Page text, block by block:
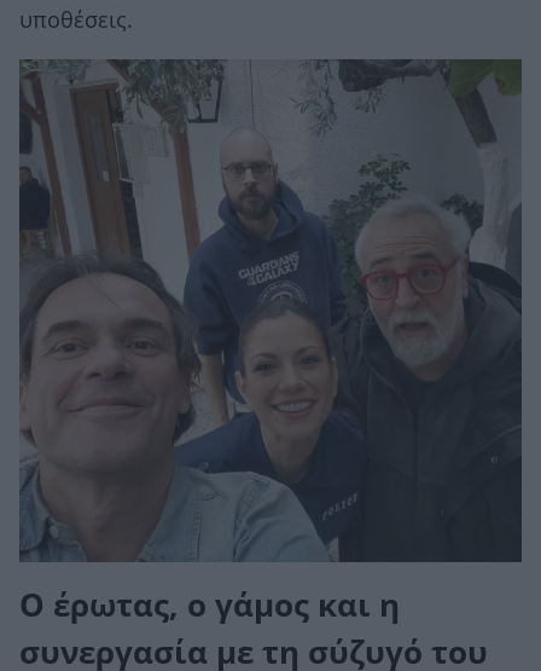
υποθέσεις.
Ο έρωτας, ο γάμος και η
συνεργασία με τη σύζυγό του